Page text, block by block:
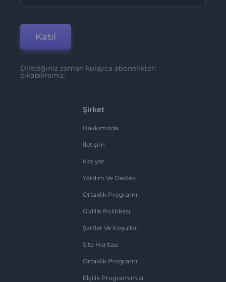
Katıl
Dilediğiniz zaman kolayca abonelikten
çıkabilirsiniz.
Şirket
Hakkımızda
İletişim
Kariyer
Yardım Ve Destek
Ortaklık Programı
Gizlilik Politikası
Şartlar Ve Koşullar
Site Haritası
Ortaklık Programı
Elçilik Programımızı